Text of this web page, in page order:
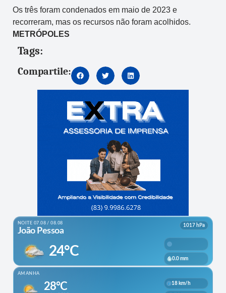
Os três foram condenados em maio de 2023 e
recorreram, mas os recursos não foram acolhidos.
METRÓPOLES
Tags:
Compartile: